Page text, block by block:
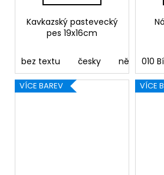
Kavkazský pastevecký
pes 19x16cm
bez textu česky německy
010
VÍCE BAREV VÍCE